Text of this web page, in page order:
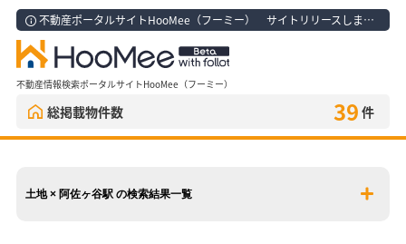
不動産ポータルサイトHooMee（フーミー） サイトリリースしました！
不動産情報検索ポータルサイトHooMee（フーミー）
総掲載物件数 39 件
土地 × 阿佐ヶ谷駅 の検索結果一覧